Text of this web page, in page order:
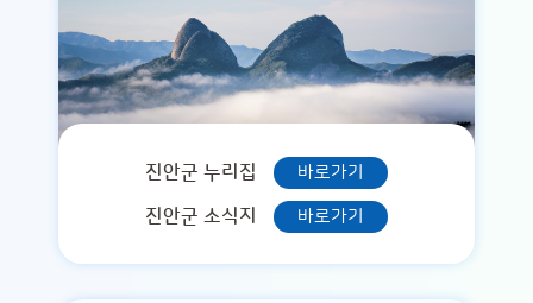
진안군 누리집 바로가기
진안군 소식지 바로가기